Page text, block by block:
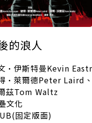
的浪人
·伊斯特曼Kevin
·萊爾德Peter Laird
茲Tom Waltz
文化
固定版面)